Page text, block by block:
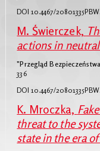
DOI 10.4467/
M. Świerczek,
actions in
"Przegląd
336
DOI 10.4467/
K. Mroczka,
threat to the
state in the era